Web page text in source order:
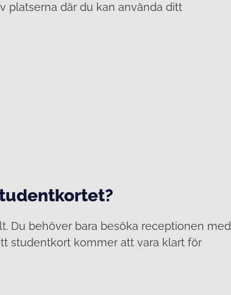
platserna där du kan använda ditt
Du behöver bara besöka receptionen med
studentkort kommer att vara klart för